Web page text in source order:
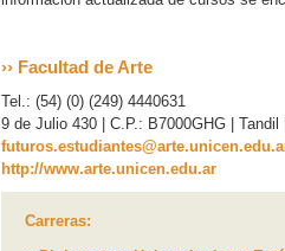
›› Facultad de Arte
Tel.: (54) (0) (249) 4440631
9 de Julio 430 | C.P.: B7000GHG |
http://www.arte.unicen.edu.ar
Carreras: